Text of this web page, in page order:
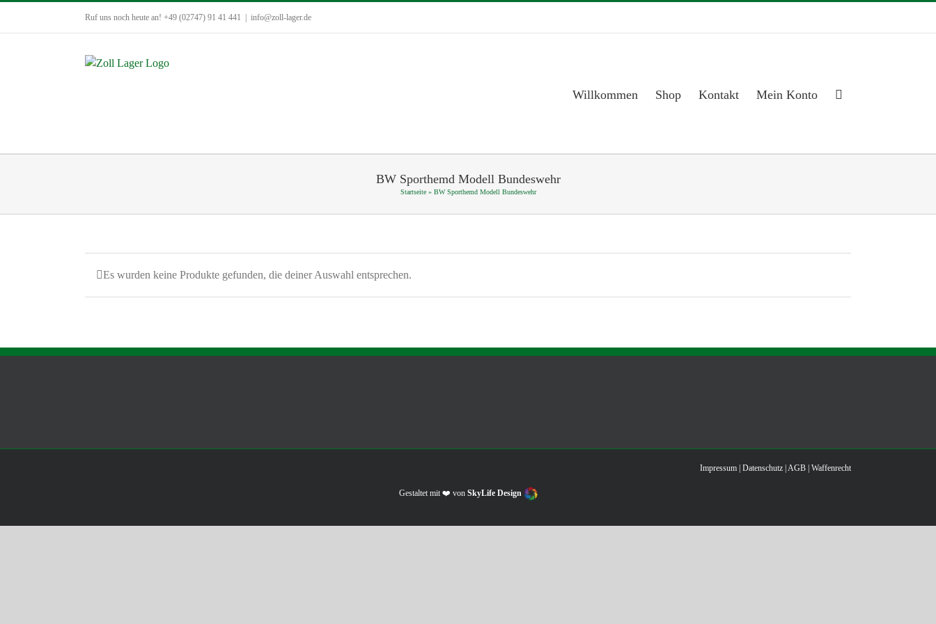
Ruf uns noch heute an! +49 (02747) 91 41 441 info@zoll-lager.de
Willkommen Shop Kontakt Mein Konto
BW Sporthemd Modell Bundeswehr
Startseite» BW Sporthemd Modell Bundeswehr
Es wurden keine Produkte gefunden, die deiner Auswahl entsprechen.
Impressum Datenschutz AGB Waffenrecht
Gestaltet mit ❤️ von SkyLife Design